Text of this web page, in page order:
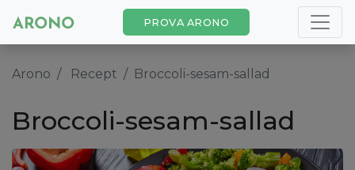
PROVA ARONO
Arono Recept Broccoli-sesam-sallad
Broccoli-sesam-sallad